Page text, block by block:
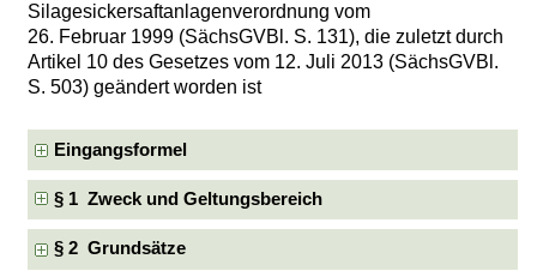
Silagesickersaftanlagenverordnung vom
26. Februar 1999 (SächsGVBl. S. 131), die zuletzt durch
Artikel 10 des Gesetzes vom 12. Juli 2013 (SächsGVBl.
S. 503) geändert worden ist
Eingangsformel
§ 1 Zweck und Geltungsbereich
§ 2 Grundsätze